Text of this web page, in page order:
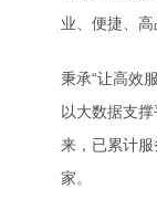
业、便捷、高
秉承“让高效
以大数据支
来，已累计
家。